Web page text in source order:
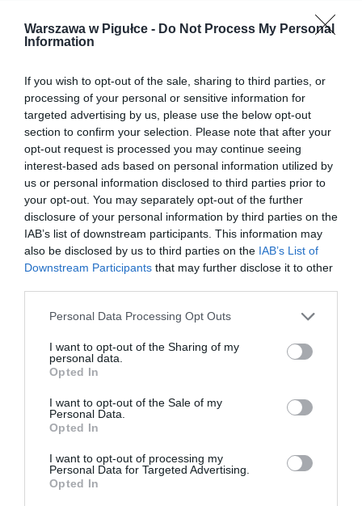
Warszawa w Pigułce - Do Not Process My Personal
Information
If you wish to opt-out of the sale, sharing to third parties, or
processing of your personal or sensitive information for
targeted advertising by us, please use the below opt-out
section to confirm your selection. Please note that after your
opt-out request is processed you may continue seeing
interest-based ads based on personal information utilized by
us or personal information disclosed to third parties prior to
your opt-out. You may separately opt-out of the further
disclosure of your personal information by third parties on the
IAB’s list of downstream participants. This information may
also be disclosed by us to third parties on the IAB’s List of
Downstream Participants that may further disclose it to other
Personal Data Processing Opt Outs
I want to opt-out of the Sharing of my
personal data.
Opted In
I want to opt-out of the Sale of my
Personal Data.
Opted In
I want to opt-out of processing my
Personal Data for Targeted Advertising.
Opted In